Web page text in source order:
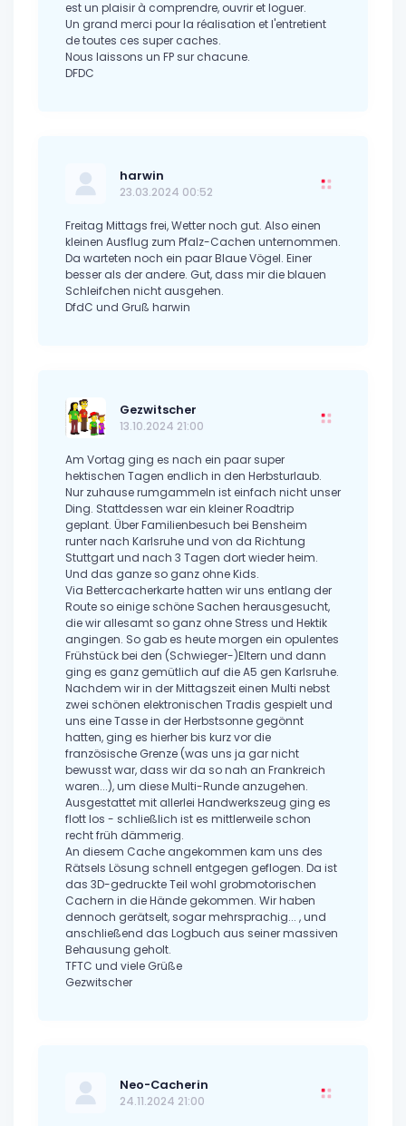
est un plaisir à comprendre, ouvrir et loguer.
Un grand merci pour la réalisation et l'entretient
de toutes ces super caches.
Nous laissons un FP sur chacune.
DFDC
harwin
23.03.2024 00:52
Freitag Mittags frei, Wetter noch gut. Also einen
kleinen Ausflug zum Pfalz-Cachen unternommen.
Da warteten noch ein paar Blaue Vögel. Einer
besser als der andere. Gut, dass mir die blauen
Schleifchen nicht ausgehen.
DfdC und Gruß harwin
Gezwitscher
13.10.2024 21:00
Am Vortag ging es nach ein paar super
hektischen Tagen endlich in den Herbsturlaub.
Nur zuhause rumgammeln ist einfach nicht unser
Ding. Stattdessen war ein kleiner Roadtrip
geplant. Über Familienbesuch bei Bensheim
runter nach Karlsruhe und von da Richtung
Stuttgart und nach 3 Tagen dort wieder heim.
Und das ganze so ganz ohne Kids.
Via Bettercacherkarte hatten wir uns entlang der
Route so einige schöne Sachen herausgesucht,
die wir allesamt so ganz ohne Stress und Hektik
angingen. So gab es heute morgen ein opulentes
Frühstück bei den (Schwieger-)Eltern und dann
ging es ganz gemütlich auf die A5 gen Karlsruhe.
Nachdem wir in der Mittagszeit einen Multi nebst
zwei schönen elektronischen Tradis gespielt und
uns eine Tasse in der Herbstsonne gegönnt
hatten, ging es hierher bis kurz vor die
französische Grenze (was uns ja gar nicht
bewusst war, dass wir da so nah an Frankreich
waren...), um diese Multi-Runde anzugehen.
Ausgestattet mit allerlei Handwerkszeug ging es
flott los - schließlich ist es mittlerweile schon
recht früh dämmerig.
An diesem Cache angekommen kam uns des
Rätsels Lösung schnell entgegen geflogen. Da ist
das 3D-gedruckte Teil wohl grobmotorischen
Cachern in die Hände gekommen. Wir haben
dennoch gerätselt, sogar mehrsprachig... , und
anschließend das Logbuch aus seiner massiven
Behausung geholt.
TFTC und viele Grüße
Gezwitscher
Neo-Cacherin
24.11.2024 21:00